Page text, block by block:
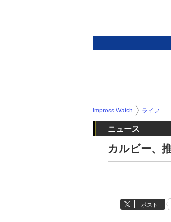
Impress Watch ライフ
ニュース
カルビー、
ポスト